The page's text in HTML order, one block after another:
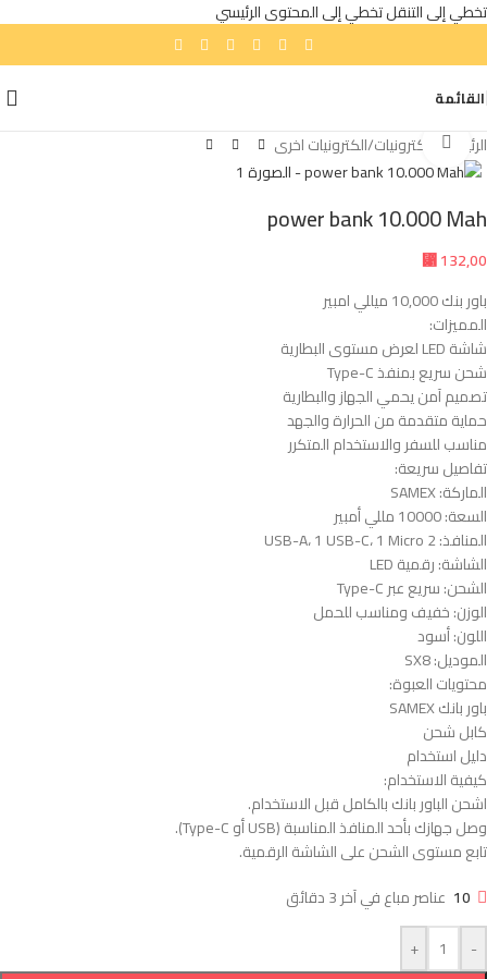
تخطي إلى التنقلتخطي إلى المحتوى الرئيسي
القائمة
الرئيسية إلكترونيات/الكترونيات اخرىانقر للتكبير
power bank 10.000 Mah
⃁132,00
باور بنك 10,000 ميللي امبير
المميزات:
شاشة LED لعرض مستوى البطارية
شحن سريع بمنفذ Type-C
تصميم آمن يحمي الجهاز والبطارية
حماية متقدمة من الحرارة والجهد
مناسب للسفر والاستخدام المتكرر
تفاصيل سريعة:
الماركة: SAMEX
السعة: 10000 مللي أمبير
المنافذ: 2 USB-A، 1 USB-C، 1 Micro
الشاشة: رقمية LED
الشحن: سريع عبر Type-C
الوزن: خفيف ومناسب للحمل
اللون: أسود
الموديل: SX8
محتويات العبوة:
باور بانك SAMEX
كابل شحن
دليل استخدام
كيفية الاستخدام:
اشحن الباور بانك بالكامل قبل الاستخدام.
وصل جهازك بأحد المنافذ المناسبة (USB أو Type-C).
تابع مستوى الشحن على الشاشة الرقمية.
10 عناصر مباع في آخر 3 دقائق
-
+